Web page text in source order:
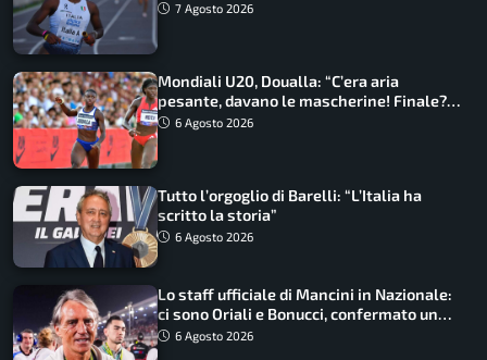
7 Agosto 2026
Mondiali U20, Doualla: “C’era aria
pesante, davano le mascherine! Finale?
Non ho nulla da perdere”
6 Agosto 2026
Tutto l’orgoglio di Barelli: “L’Italia ha
scritto la storia”
6 Agosto 2026
Lo staff ufficiale di Mancini in Nazionale:
ci sono Oriali e Bonucci, confermato un
ritorno
6 Agosto 2026